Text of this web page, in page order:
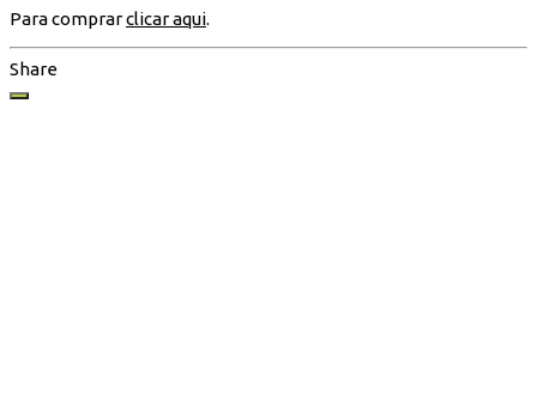
Para comprarclicar aqui.
Share